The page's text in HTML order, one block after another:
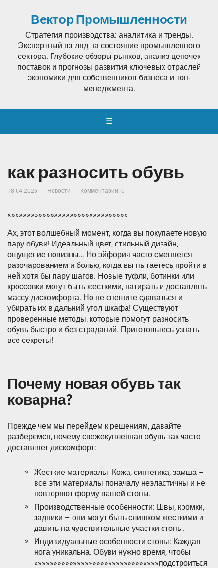
Вектор Промышленности
Стратегия производства: аналитика и тренды.
Экспертный взгляд на состояние промышленного
сектора. Глубокие обзоры рынков, анализ цепочек
поставок и прогнозы развития ключевых отраслей
экономики для собственников бизнеса и топ-
менеджмента.
☰
как разносить обувь
18.04.2026 Новости Комментарии: 0
«»»»»»»»»»»»»»»»»»»»»»»»»»»»»»»
Ах, этот волшебный момент, когда вы покупаете новую
пару обуви! Идеальный цвет, стильный дизайн,
ощущение новизны… Но эйфория часто сменяется
разочарованием и болью, когда вы пытаетесь пройти в
ней хотя бы пару шагов. Новые туфли, ботинки или
кроссовки могут быть жесткими, натирать и доставлять
массу дискомфорта. Но не спешите сдаваться и
убирать их в дальний угол шкафа! Существуют
проверенные методы, которые помогут разносить
обувь быстро и без страданий. Приготовьтесь узнать
все секреты!
Почему новая обувь так
коварна?
Прежде чем мы перейдем к решениям, давайте
разберемся, почему свежекупленная обувь так часто
доставляет дискомфорт:
Жесткие материалы: Кожа, синтетика, замша –
все эти материалы поначалу неэластичны и не
повторяют форму вашей стопы.
Производственные особенности: Швы, кромки,
задники – они могут быть слишком жесткими и
давить на чувствительные участки стопы.
Индивидуальные особенности стопы: Каждая
нога уникальна. Обуви нужно время, чтобы
«»»»»»»»»»»»»»»»»»»»»»»»»»»»»»»»подстроиться